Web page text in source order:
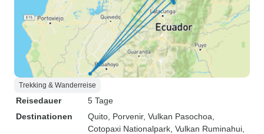
Trekking & Wanderreise
Reisedauer
5 Tage
Destinationen
Quito , Porvenir, Vulkan Pasochoa
Cotopaxi Nationalpark , Vulkan Ruminahui